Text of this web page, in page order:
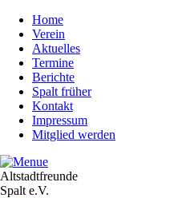
Home
Verein
Aktuelles
Termine
Berichte
Spalt früher
Kontakt
Impressum
Mitglied werden
Altstadtfreunde
Spalt e.V.